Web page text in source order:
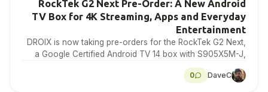
RockTek G2 Next Pre-Order: A New Android
TV Box for 4K Streaming, Apps and Everyday
Entertainment
DROIX is now taking pre-orders for the RockTek G2 Next,
a Google Certified Android TV 14 box with S905X5M-J,
4GB RAM, 64GB storage, Wi-Fi…
DaveC
0